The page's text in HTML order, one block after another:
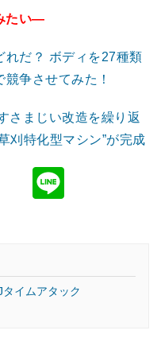
たい―
れだ？ ボディを27種類
争させてみた！
さまじい改造を繰り返
刈特化型マシン”が完成
イムアタック